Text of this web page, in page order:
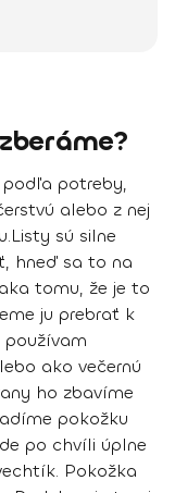
podľa potreby,
alebo z nej
Listy sú silne
hneď sa to na
tomu, že je to
ju prebrať k
používam
ako večernú
ho zbavíme
pokožku
po chvíli úplne
Pokožka